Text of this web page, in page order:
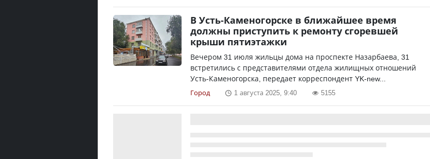
В Усть-Каменогорске в ближайшее время
должны приступить к ремонту сгоревшей
крыши пятиэтажки
Вечером 31 июля жильцы дома на проспекте Назарбаева, 31
встретились с представителями отдела жилищных отношений
Усть-Каменогорска, передает корреспондент YK-new...
Город 1 августа 2025, 9:40 5155